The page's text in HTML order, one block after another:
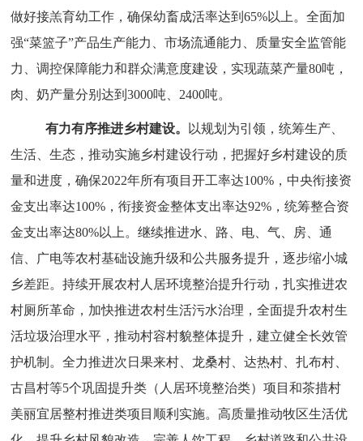
做好接羔育幼工作，确保幼畜成活率达到65%以上。全面加
强“菜篮子”产品生产能力、市场流通能力、质量安全监管能
力、调控保障能力和群众满意度建设，实现蔬菜产量80吨，
肉、奶产量分别达到3000吨、2400吨。
有力有序推进乡村建设。
以规划为引领，统筹生产、
生活、生态，推动实施乡村建设行动，把握好乡村建设的质
量和进度，确保2022年所有项目开工率达100%，中央衔接资
金支出率达100%，衔接资金整体支出率达92%，统筹整合资
金支出率达80%以上。继续推进水、路、电、气、房、通
信、广电等农村基础设施升级和公共服务提升，逐步缩小城
乡差距。持续开展农村 人居环境整治提升行动 ，扎实推进农
村厕所革命 ， 加快推进农村生活污水治理，全面提升农村生
活垃圾治理水平，推动村容村貌整体提升，建立健全长效管
护机制 。全力推进次日果来村、龙桑村、达热村、扎布村、
古昌村等5个巩固提升类（人居环境整治类）项目和茶措村
美丽宜居整村推进类项目顺利实施。高质量推动牧区生活优